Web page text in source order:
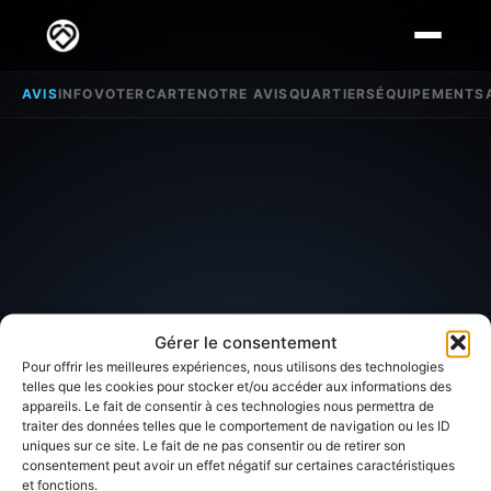
Gérer le consentement
Pour offrir les meilleures expériences, nous utilisons des technologies
telles que les cookies pour stocker et/ou accéder aux informations des
appareils. Le fait de consentir à ces technologies nous permettra de
traiter des données telles que le comportement de navigation ou les ID
uniques sur ce site. Le fait de ne pas consentir ou de retirer son
consentement peut avoir un effet négatif sur certaines caractéristiques
et fonctions.
AVISINFOVOTERCARTENOTRE AVISQUARTIERSÉQUIPEMENTS
SECTEUR D'INTÉRÊT